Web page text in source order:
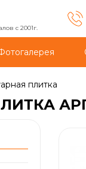
с 2001г.
плитка